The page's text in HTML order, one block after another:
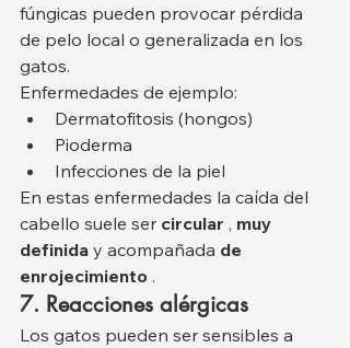
fúngicas pueden provocar pérdida
de pelo local o generalizada en los
gatos.
Enfermedades de ejemplo:
Dermatofitosis (hongos)
Pioderma
Infecciones de la piel
En estas enfermedades la caída del
cabello suele ser circular , muy
definida y acompañada de
enrojecimiento .
7. Reacciones alérgicas
Los gatos pueden ser sensibles a